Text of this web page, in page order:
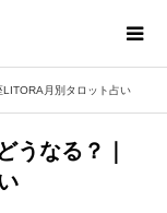
LITORA月別タロット占い
うなる？｜